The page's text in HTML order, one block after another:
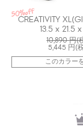
50%off
CREATIVITY
13.5 x 21.5
10,890円(
5,445 円(
このカラー